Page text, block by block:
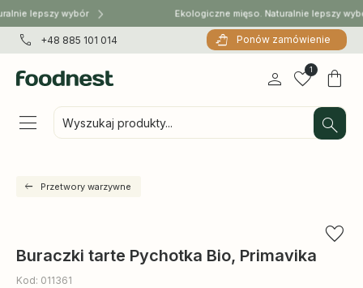
lepszy wybór Ekologiczne mięso. Naturalnie lepszy
+48 885 101 014 Ponów zamówienie
Wyszukaj produkty...
1
Przetwory warzywne
Buraczki tarte Pychotka Bio, Primavika
Kod: 011361